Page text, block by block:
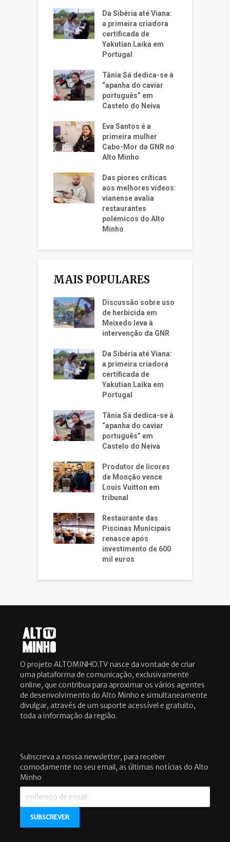
Da Sibéria até Viana:
a primeira criadora
certificada de
Yakutian Laika em
Portugal
Tânia Sá dedica-se à
“apanha do caviar
português” em
Castelo do Neiva
Eva Santos é a
primeira mulher
Cabo-Mor da GNR no
Alto Minho
Das piores críticas
aos melhores vídeos:
vianense avalia
restaurantes
polémicos do Alto
Minho
MAIS POPULARES
Discussão sobre uso
de herbicida em
Meixedo leva à
intervenção da GNR
Da Sibéria até Viana:
a primeira criadora
certificada de
Yakutian Laika em
Portugal
Tânia Sá dedica-se à
“apanha do caviar
português” em
Castelo do Neiva
Produtor de licores
de Monção vence
Louis Vuitton em
tribunal
Restaurante das
Piscinas Municipais
renasce após
investimento de 600
mil euros
O projeto ALTOMINHO.TV nasce da vontade de criar
uma plataforma de comunicação, exclusivamente
online, que contribua para aproximar os vários agentes
de desenvolvimento do Alto Minho e simultaneamente
divulgar, através de um suporte acessível e gratuito,
toda a informação da região.
Subscreva a nossa newsletter, para receber
comodamente no seu email, as últimas notícias do Alto
Minho